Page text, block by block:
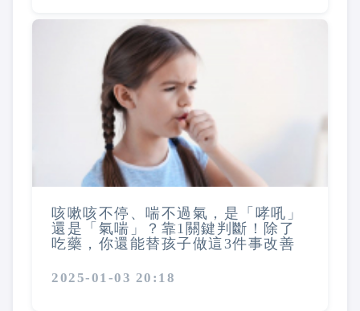
咳嗽咳不停、喘不過氣，是「哮吼」
還是「氣喘」？靠1關鍵判斷！除了
吃藥，你還能替孩子做這3件事改善
2025-01-03 20:18